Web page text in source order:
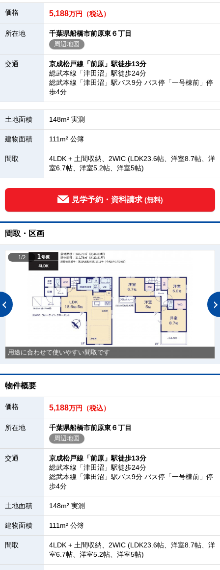
価格 5,188万円（税込）
所在地 千葉県船橋市前原東６丁目
周辺地図
交通
京成松戸線「前原」駅徒歩13分
総武本線「津田沼」駅徒歩24分
総武本線「津田沼」駅バス9分 バス停「一号棟前」停
歩4分
土地面積 148m² 実測
建物面積 111m² 公簿
間取
4LDK + 土間収納、2WIC (LDK23.6帖、洋室8.7帖、洋
室6.7帖、洋室5.2帖、洋室5帖)
見学予約・資料請求 (無料)
間取・区画
用途に合わせて使いやすい間取です
1/2
物件概要
価格 5,188万円（税込）
所在地 千葉県船橋市前原東６丁目
周辺地図
交通
京成松戸線「前原」駅徒歩13分
総武本線「津田沼」駅徒歩24分
総武本線「津田沼」駅バス9分 バス停「一号棟前」停
歩4分
土地面積 148m² 実測
建物面積 111m² 公簿
間取
4LDK + 土間収納、2WIC (LDK23.6帖、洋室8.7帖、洋
室6.7帖、洋室5.2帖、洋室5帖)